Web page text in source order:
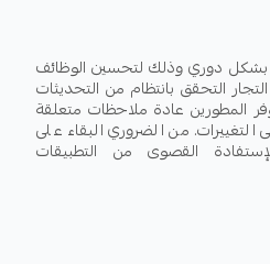
بشكل دوري وذلك لتحسين الوظائف
التحقق بانتظام من التحديثات
المطورين عادة ملاحظات متعلقة
التغييرات. من الضروري البقاء على
القصوى من التطبيقات